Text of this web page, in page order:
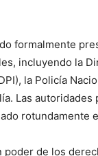
formalmente
incluyendo la
la Policía
Las
rotundamente
poder de los